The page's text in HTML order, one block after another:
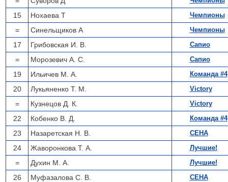
15 Нохаева Т Чемпионы
= Синельщиков А Чемпионы
17 Грибовская И. В. Сапио
= Морозевич А. С. Сапио
19 Ильичев М. А. Команда #4
20 Лукьяненко Т. М. Victory
= Кузнецов Д. К. Victory
22 Кобенко В. Д. Команда #4
23 Назаретская Н. В. СЕНА
24 Жаворонкова Т. А. Лучшие!
= Духин М. А. Лучшие!
26 Муфазалова С. В. СЕНА